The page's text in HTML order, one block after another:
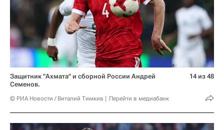
Защитник "Ахмата" и сборной России Андрей
Семенов.
© РИА Новости / Виталий Тимкив Перейти в медиабанк
14 из 48